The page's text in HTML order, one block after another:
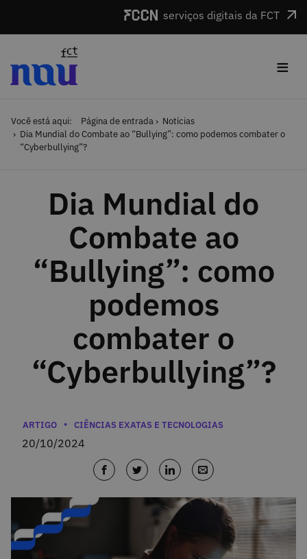
serviços digitais da FCT
≡
Você está aqui: Página de entrada
Notícias
Dia Mundial do Combate ao “Bullying”: como podemos combater o
“Cyberbullying”?
Dia Mundial do
Combate ao
“Bullying”: como
podemos
combater o
“Cyberbullying”?
Categorias
ARTIGO CIÊNCIAS EXATAS E TECNOLOGIAS
20/10/2024